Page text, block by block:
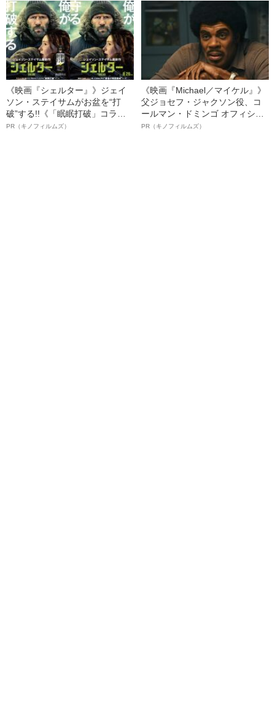
ト”が生み出した徹底ケアとは
《映画『シェルター』》ジェイ
ソン・ステイサムがお盆を“打
破”する!!《「眠眠打破」コラ
ボ》
PR（キノフィルムズ）
《映画『Michael／マイケル』》
父ジョセフ・ジャクソン役、コ
ールマン・ドミンゴ オフィシャ
ルインタビュー“観客を魅了した
PR（キノフィルムズ）